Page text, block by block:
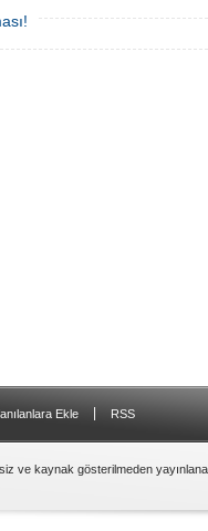
Ekle RSS
ve kaynak gösterilmeden